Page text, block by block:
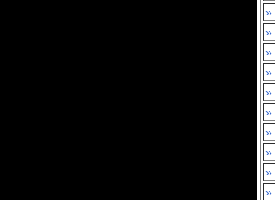
»
»
»
»
»
»
»
»
»
»